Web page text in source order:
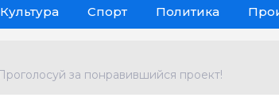
Культура Спорт Политика
за понравившийся проект!